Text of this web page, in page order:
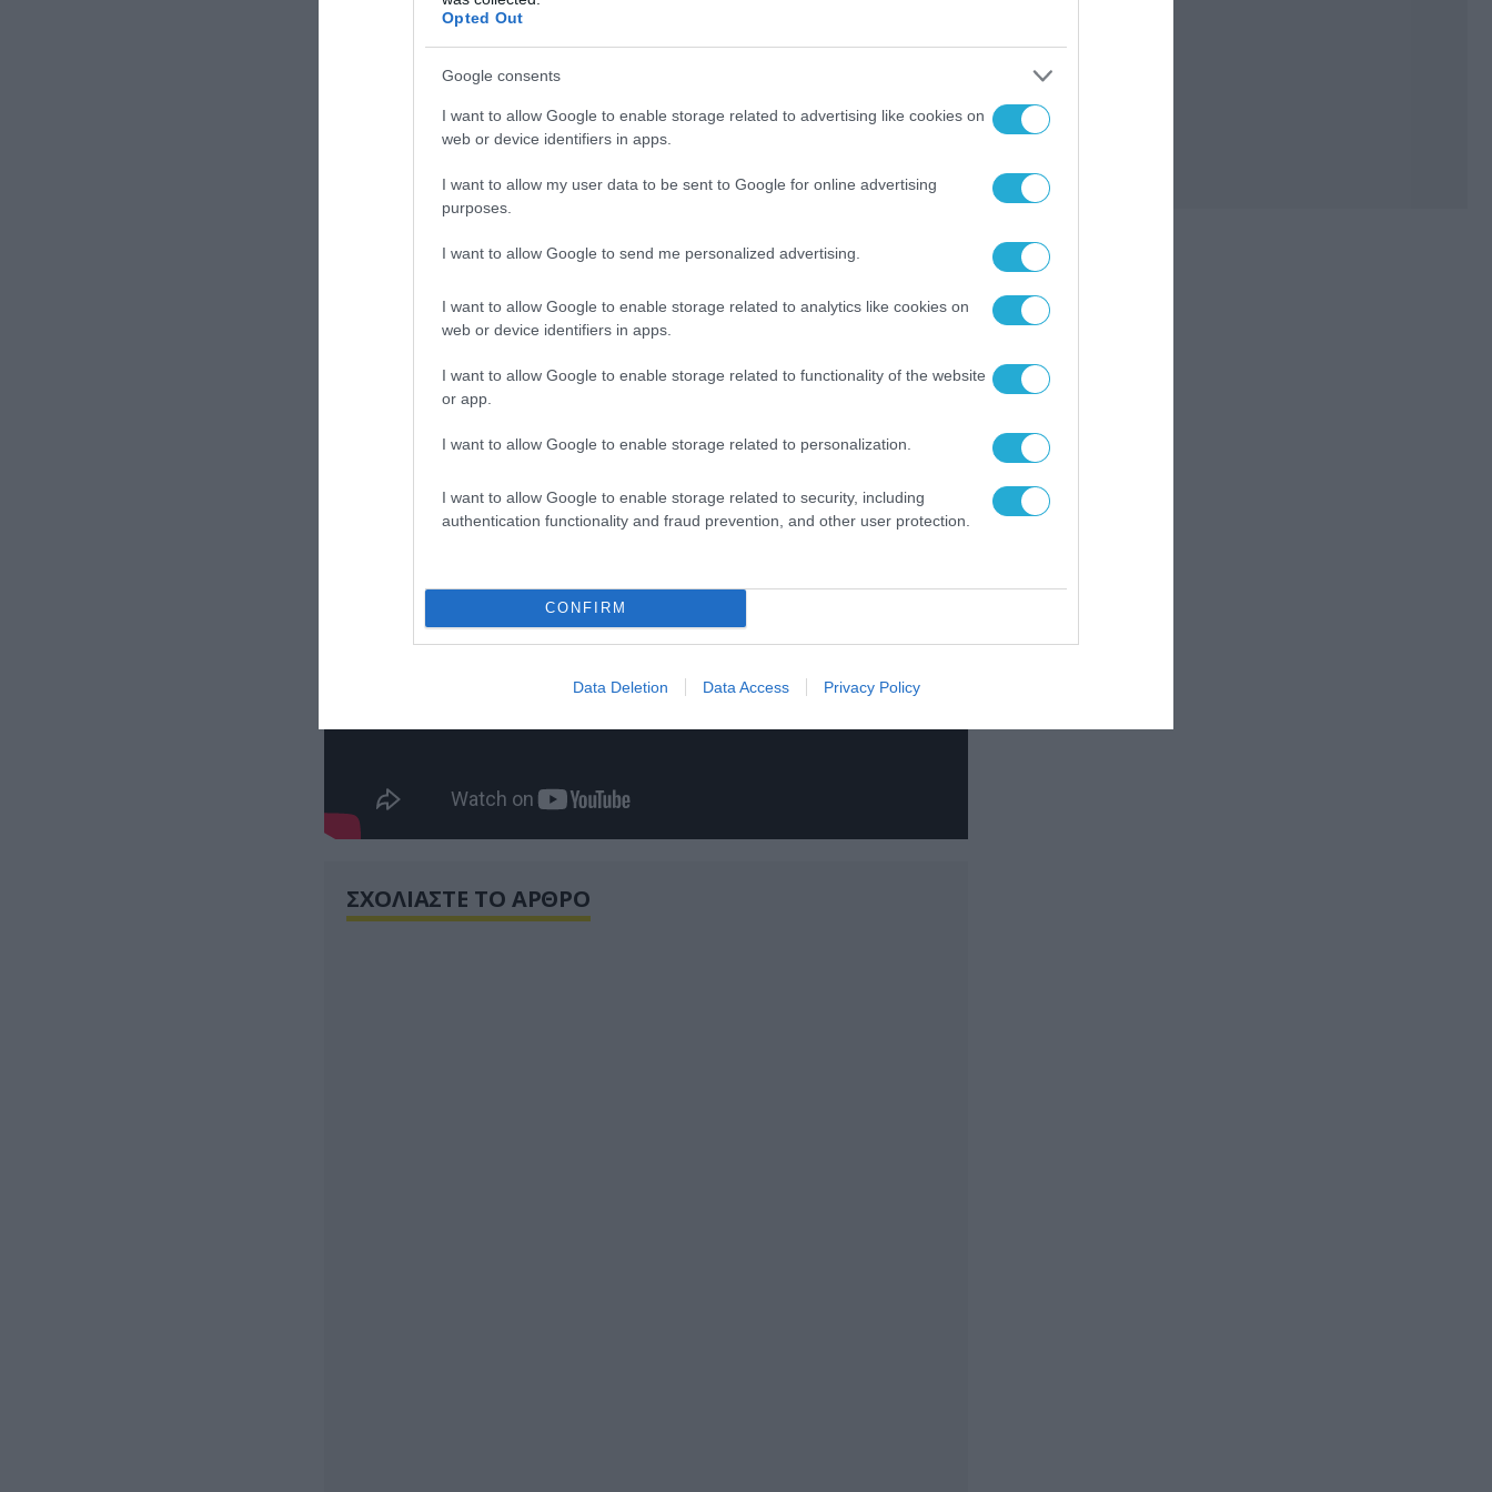
Opted Out
Google consents
I want to allow Google to enable storage related to advertising like cookies on
web or device identifiers in apps.
I want to allow my user data to be sent to Google for online advertising
purposes.
I want to allow Google to send me personalized advertising.
I want to allow Google to enable storage related to analytics like cookies on
web or device identifiers in apps.
I want to allow Google to enable storage related to functionality of the website
or app.
I want to allow Google to enable storage related to personalization.
I want to allow Google to enable storage related to security, including
authentication functionality and fraud prevention, and other user protection.
CONFIRM
Data Deletion Data Access Privacy Policy
Το περιστατικό έχει προκαλέσει προβληματισμό, κυρίως λόγω
της εικόνας που αποτυπώθηκε και των επιπτώσεων που
μπορεί να έχει στην αίσθηση ασφάλειας επισκεπτών της
Πλέον, διερευνάται από τις αρμόδιες Αρχές, ώστε να
διαπιστωθεί τι ακριβώς συνέβη και υπό ποιες συνθήκες.
ΣΧΟΛΙΑΣΤΕ ΤΟ ΑΡΘΡΟ